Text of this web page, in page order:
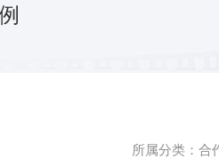
所属分类：